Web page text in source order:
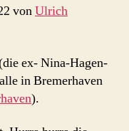
vonUlrich
ex- Nina-Hagen-
in Bremerhaven
).